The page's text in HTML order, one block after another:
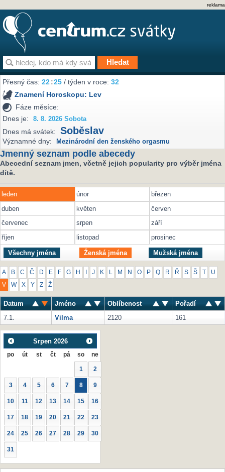
reklama
Přesný čas:22:25 / týden v roce:32
Znamení Horoskopu: Lev
Fáze měsíce:
Dnes je:
8. 8. 2026 Sobota
Dnes má svátek: Soběslav
Významné dny: Mezinárodní den ženského orgasmu
Jmenný seznam podle abecedy
Abecední seznam jmen, včetně jejich popularity pro výběr jména
dítě.
leden únor
březen
duben
květen
červen
červenec
srpen
září
říjen
listopad prosinec
Všechny jména Ženská jména Mužská jména
A B C Č D E F G H J K M N O P Q R Ř S Š U
V W X Y Z Ž
Datum Jméno Oblíbenost
Pořadí
7.1.
Vilma 2120 161
Srpen 2026
po út st čt pá so ne
1 2
3 4 5 6 7 8 9
10 11 12 13 14 15 16
17 18 19 20 21 22 23
24 25 26 27 28 29 30
31